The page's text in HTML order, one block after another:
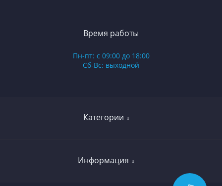
Категории
Гинекология
Информация
Время работы
Пн-пт: с 09:00 до 18:00
Сб-Вс: выходной